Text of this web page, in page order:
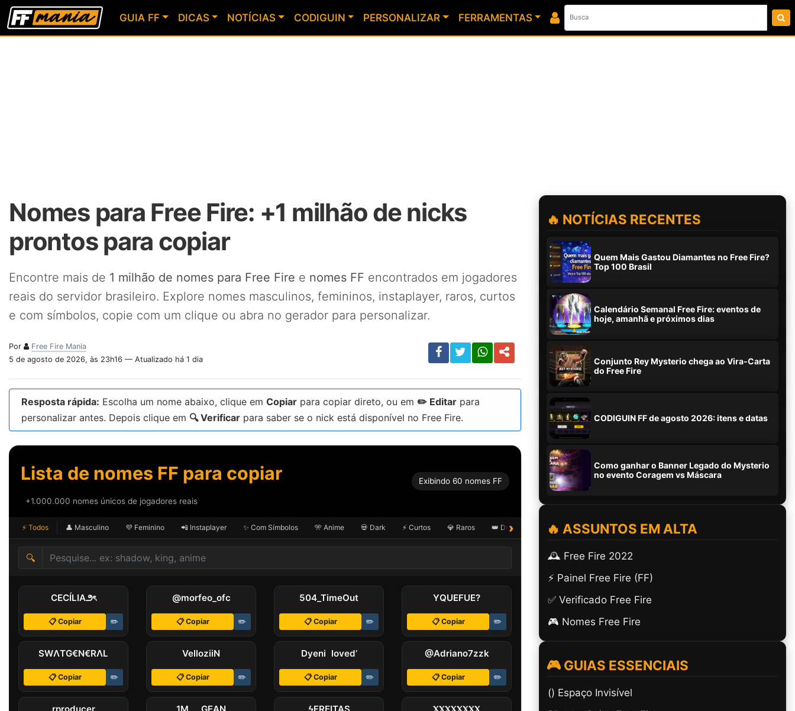
GUIA FF DICAS NOTÍCIAS CODIGUIN PERSONALIZAR FERRAMENTAS
Nomes para Free Fire: +1 milhão de nicks
prontos para copiar
Encontre mais de 1 milhão de nomes para Free Fire e nomes FF encontrados em jogadores
reais do servidor brasileiro. Explore nomes masculinos, femininos, instaplayer, raros, curtos
e com símbolos, copie com um clique ou abra no gerador para personalizar.
Por
Free Fire Mania
5 de agosto de 2026, às 23h16 — Atualizado há 1 dia
Resposta rápida: Escolha um nome abaixo, clique em Copiar para copiar direto, ou em ✏️ Editar para
personalizar antes. Depois clique em 🔍 Verificar para saber se o nick está disponível no Free Fire.
Lista de nomes FF para copiar
+1.000.000 nomes únicos de jogadores reais
Exibindo 60 nomes FF
⚡ Todos 👤 Masculino 💜 Feminino 📲 Instaplayer ✨ Com Símbolos 🎌 Anime 💀 Dark ⚡ Curtos 💎 Raros 👑 Drip
›
🔍
CECÍLIАㅤ౨ৎ
📋 Copiar ✏️
@morfeo_ofcㅤ
📋 Copiar ✏️
504_TimeOut
📋 Copiar ✏️
ㅤYㅤQUEㅤFUE?
📋 Copiar ✏️
SWΛTㅤG€N€RΛL
📋 Copiar ✏️
VelloziiN
📋 Copiar ✏️
Dyeni loved’
📋 Copiar ✏️
@Adriano7zzk
📋 Copiar ✏️
🔥 NOTÍCIAS RECENTES
Quem Mais Gastou Diamantes no Free Fire?
Top 100 Brasil
Calendário Semanal Free Fire: eventos de
hoje, amanhã e próximos dias
Conjunto Rey Mysterio chega ao Vira-Carta
do Free Fire
CODIGUIN FF de agosto 2026: itens e datas
Como ganhar o Banner Legado do Mysterio
no evento Coragem vs Máscara
🔥 ASSUNTOS EM ALTA
🕰️ Free Fire 2022
⚡ Painel Free Fire (FF)
✅ Verificado Free Fire
🎮 Nomes Free Fire
🎮 GUIAS ESSENCIAIS
(ㅤ) Espaço Invisível